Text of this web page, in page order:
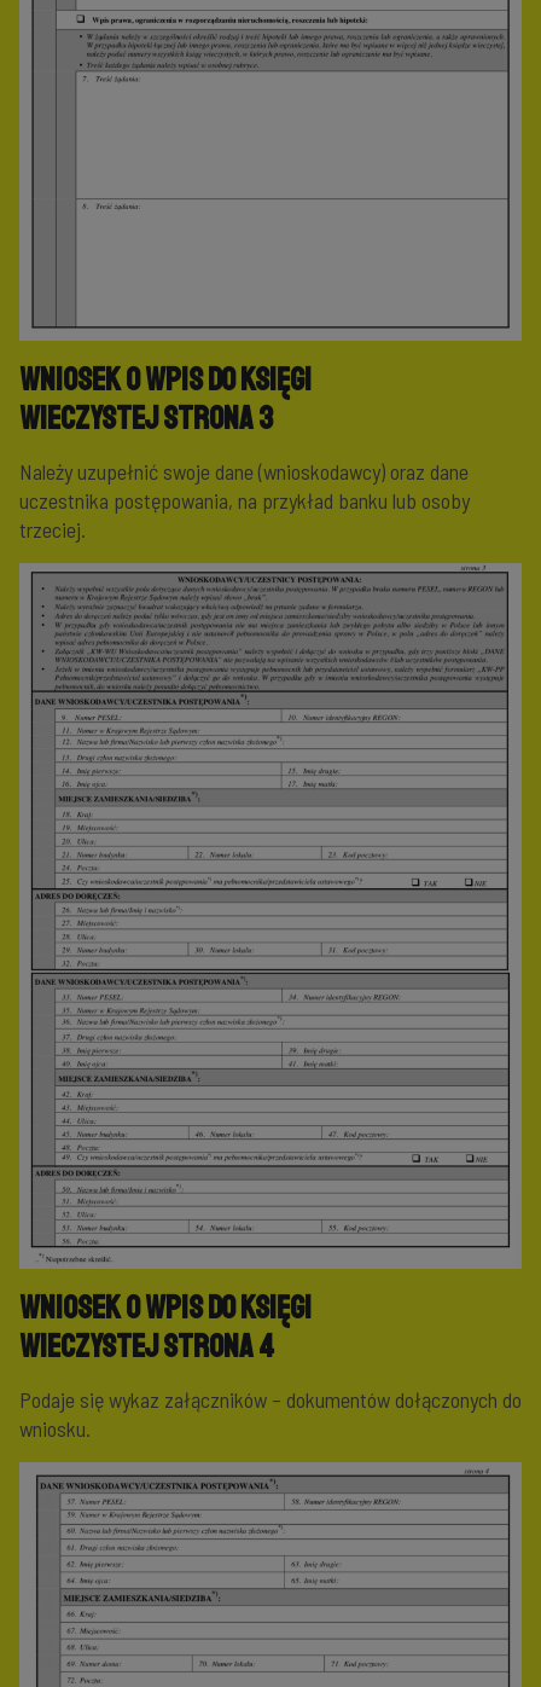
Wniosek o wpis do księgi
wieczystejStrona 3
Należy uzupełnić swoje dane (wnioskodawcy) oraz dane
uczestnika postępowania, na przykład banku lub osoby
trzeciej.
Wniosek o wpis do księgi
wieczystejStrona 4
Podaje się wykaz załączników – dokumentów dołączonych do
wniosku.